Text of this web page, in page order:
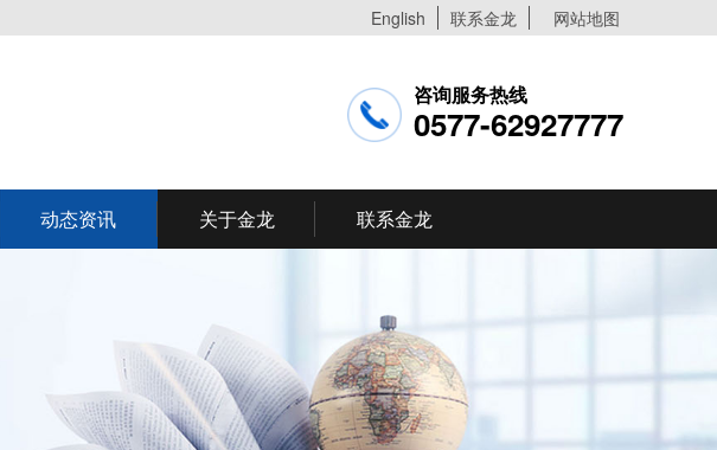
English 联系金龙 网站地图
咨询服务热线
0577-62927777
动态资讯 关于金龙 联系金龙